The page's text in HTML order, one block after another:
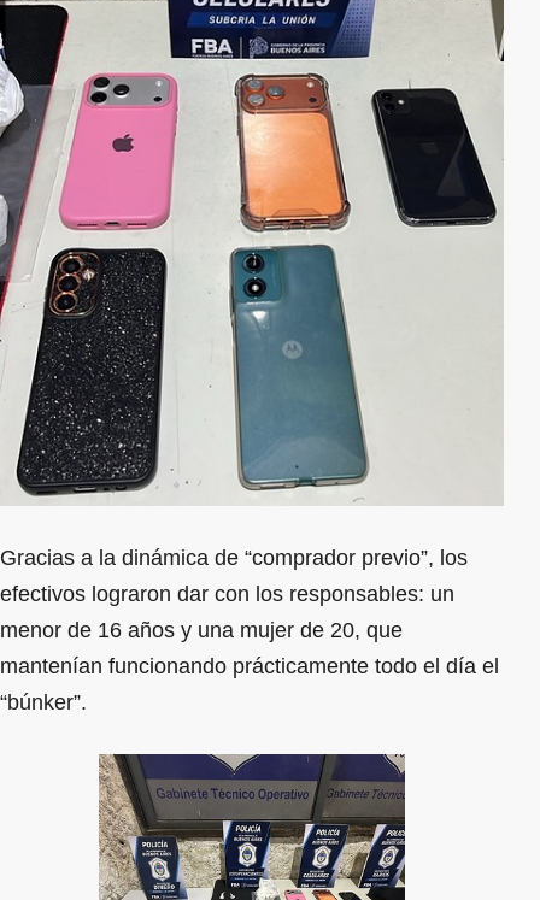
Gracias a la dinámica de “comprador previo”, los
efectivos lograron dar con los responsables: un
menor de 16 años y una mujer de 20, que
mantenían funcionando prácticamente todo el día el
“búnker”.